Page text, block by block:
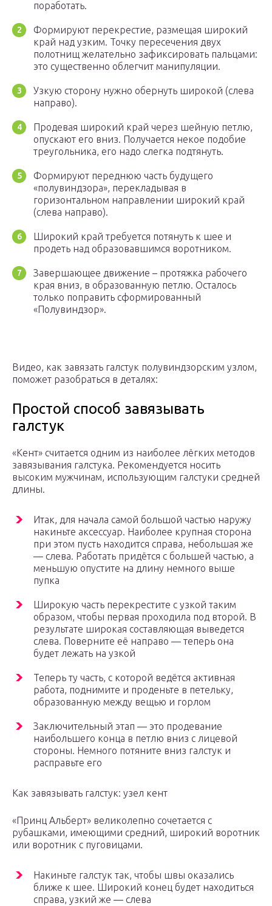
поработать.
Формируют перекрестие, размещая широкий
край над узким. Точку пересечения двух
полотнищ желательно зафиксировать пальцами:
это существенно облегчит манипуляции.
Узкую сторону нужно обернуть широкой (слева
направо).
Продевая широкий край через шейную петлю,
опускают его вниз. Получается некое подобие
треугольника, его надо слегка подтянуть.
Формируют переднюю часть будущего
«полувиндзора», перекладывая в
горизонтальном направлении широкий край
(слева направо).
Широкий край требуется потянуть к шее и
продеть над образовавшимся воротником.
Завершающее движение – протяжка рабочего
края вниз, в образованную петлю. Осталось
только поправить сформированный
«Полувиндзор».
Видео, как завязать галстук полувиндзорским узлом,
поможет разобраться в деталях:
Простой способ завязывать
галстук
«Кент» считается одним из наиболее лёгких методов
завязывания галстука. Рекомендуется носить
высоким мужчинам, использующим галстуки средней
длины.
Итак, для начала самой большой частью наружу
накиньте аксессуар. Наиболее крупная сторона
при этом пусть находится справа, небольшая же
— слева. Работать придётся с большей частью, а
меньшую опустите на длину немного выше
пупка
Широкую часть перекрестите с узкой таким
образом, чтобы первая проходила под второй. В
результате широкая составляющая выведется
слева. Поверните её направо — теперь она
будет лежать на узкой
Теперь ту часть, с которой ведётся активная
работа, поднимите и проденьте в петельку,
образованную между вещью и горлом
Заключительный этап — это продевание
наибольшего конца в петлю вниз с лицевой
стороны. Немного потяните вниз галстук и
расправьте его
Как завязывать галстук: узел кент
«Принц Альберт» великолепно сочетается с
рубашками, имеющими средний, широкий воротник
или воротник с пуговицами.
Накиньте галстук так, чтобы швы оказались
ближе к шее. Широкий конец будет находиться
справа, узкий же — слева